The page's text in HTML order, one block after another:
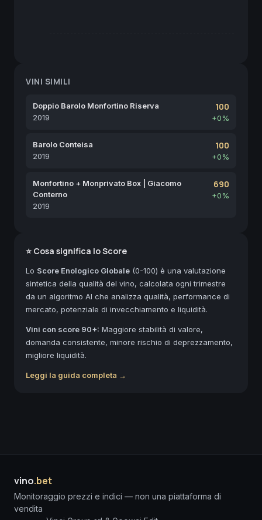
VINI SIMILI
Doppio Barolo Monfortino Riserva
2019
100
+0%
Barolo Conteisa
2019
100
+0%
Monfortino + Monprivato Box | Giacomo
Conterno
2019
690
+0%
⭐ Cosa significa lo Score
Lo Score Enologico Globale (0-100) è una valutazione
sintetica della qualità del vino, calcolata ogni trimestre
da un algoritmo AI che analizza qualità, performance di
mercato, potenziale di invecchiamento e liquidità.
Vini con score 90+: Maggiore stabilità di valore,
domanda consistente, minore rischio di deprezzamento,
migliore liquidità.
Leggi la guida completa →
vino.bet
Monitoraggio prezzi e indici — non una piattaforma di
vendita